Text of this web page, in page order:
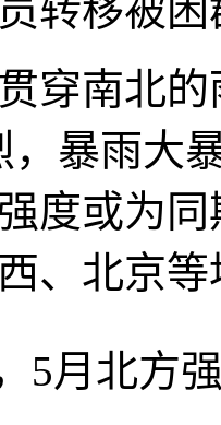
转移被
南北的
，暴雨大
度或为
、北京
5月北方